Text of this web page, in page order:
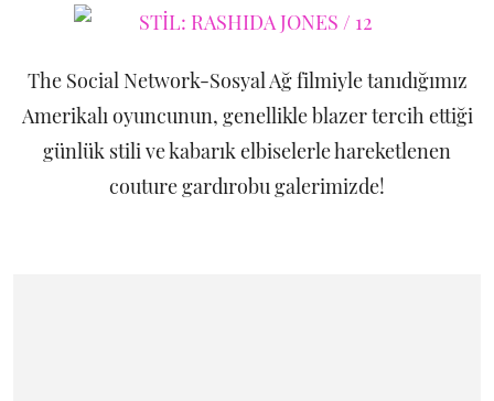
The Social Network-Sosyal Ağ filmiyle tanıdığımız
Amerikalı oyuncunun, genellikle blazer tercih ettiği
günlük stili ve kabarık elbiselerle hareketlenen
couture gardırobu galerimizde!